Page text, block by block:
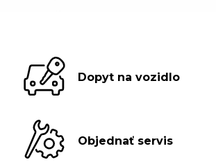
Dopyt na vozidlo
Objednať servis